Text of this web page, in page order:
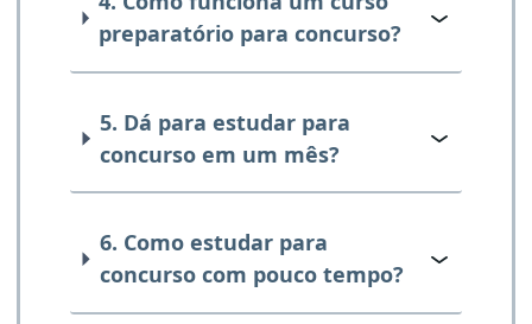
preparatório para concurso?
5. Dá para estudar para
concurso em um mês?
6. Como estudar para
concurso com pouco tempo?